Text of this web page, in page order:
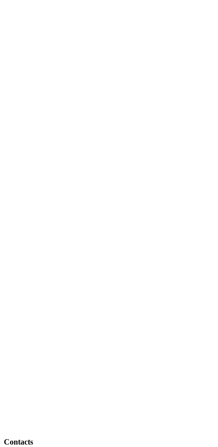
Contacts